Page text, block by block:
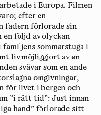
i Europa. Filmen
efter en
fadern förlorade sin
en följd av olyckan
familjens sommarstuga i
liv möjliggjort av en
svävar som en ande
omgivningar,
för livet i bergen och
”i rätt tid”: Just innan
hand” förlorade sitt